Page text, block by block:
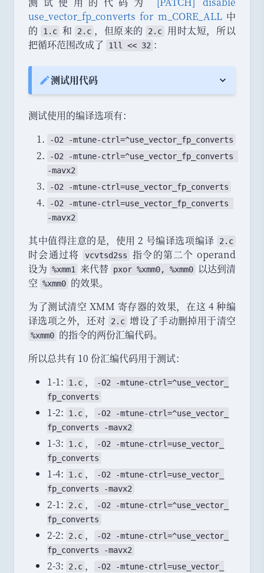
use_vector_fp_converts for m_CORE_ALL中
的
1.c 和 2.c ， 但原来的 2.c 用时太短，
所以
把循环范围改成了
1ll << 32 ：
Note:测试用代码
测试使用的编译选项有：
-O2 -mtune-ctrl=^use_ vector_ fp_ converts
-O2 -mtune-ctrl=^use_ vector_ fp_ converts
-mavx2
-O2 -mtune-ctrl=use_ vector_ fp_ converts
-O2 -mtune-ctrl=use_ vector_ fp_ converts
-mavx2
其中值得注意的是， 使用 2 号编译选项编译 2.c
时会通过将 vcvtsd2ss
指令的第二个 operand
设为 %xmm1 来代替 pxor %xmm0, %xmm0
以达到清
空 %xmm0 的效果。
为了测试清空 XMM 寄存器的效果， 在这 4 种编
译选项之外， 还对 2.c 增设了手动删掉用于清空
%xmm0 的指令的两份汇编代码。
所以总共有 10 份汇编代码用于测试：
1-1:
1.c ， -O2 -mtune-ctrl=^use_ vector_
fp_ converts
1-2: 1.c ， -O2 -mtune-ctrl=^use_ vector_
fp_ converts -mavx2
1-3: 1.c ， -O2 -mtune-ctrl=use_ vector_
fp_ converts
1-4: 1.c ， -O2 -mtune-ctrl=use_ vector_
fp_ converts -mavx2
2-1: 2.c ， -O2 -mtune-ctrl=^use_ vector_
fp_ converts
2-2: 2.c ， -O2 -mtune-ctrl=^use_ vector_
fp_ converts -mavx2
2-3: 2.c ， -O2 -mtune-ctrl=use_ vector_